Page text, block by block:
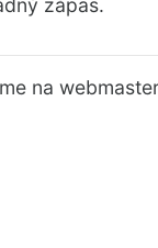
zápas.
na webmaster